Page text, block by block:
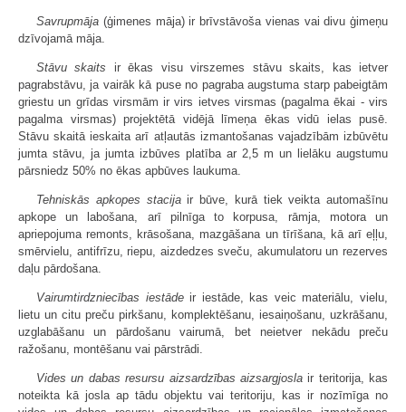
Savrupmāja (ģimenes māja) ir brīvstāvoša vienas vai divu ģimeņu
dzīvojamā māja.
Stāvu skaits ir ēkas visu virszemes stāvu skaits, kas ietver
pagrabstāvu, ja vairāk kā puse no pagraba augstuma starp pabeigtām
griestu un grīdas virsmām ir virs ietves virsmas (pagalma ēkai - virs
pagalma virsmas) projektētā vidējā līmeņa ēkas vidū ielas pusē.
Stāvu skaitā ieskaita arī atļautās izmantošanas vajadzībām izbūvētu
jumta stāvu, ja jumta izbūves platība ar 2,5 m un lielāku augstumu
pārsniedz 50% no ēkas apbūves laukuma.
Tehniskās apkopes stacijair būve, kurā tiek veikta automašīnu
apkope un labošana, arī pilnīga to korpusa, rāmja, motora un
apriepojuma remonts, krāsošana, mazgāšana un tīrīšana, kā arī eļļu,
smērvielu, antifrīzu, riepu, aizdedzes sveču, akumulatoru un rezerves
daļu pārdošana.
Vairumtirdzniecības iestādeir iestāde, kas veic materiālu, vielu,
lietu un citu preču pirkšanu, komplektēšanu, iesaiņošanu, uzkrāšanu,
uzglabāšanu un pārdošanu vairumā, bet neietver nekādu preču
ražošanu, montēšanu vai pārstrādi.
Vides un dabas resursu aizsardzības aizsargjoslair teritorija, kas
noteikta kā josla ap tādu objektu vai teritoriju, kas ir nozīmīga no